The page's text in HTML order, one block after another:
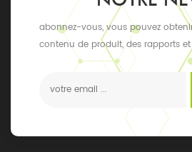
abonnez-vous, vous pouvez
contenu de produit, des rapports
exclusifs, les derniers événements